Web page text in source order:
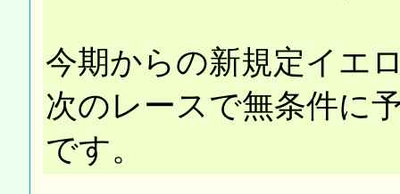
今期からの新規定イエ
次のレースで無条件に
です。